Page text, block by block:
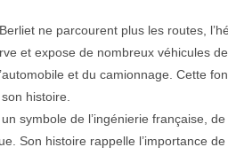
ne parcourent plus les routes,
et expose de nombreux véhicules
et du camionnage. Cette
histoire.
symbole de l’ingénierie française, de
Son histoire rappelle l’importance de